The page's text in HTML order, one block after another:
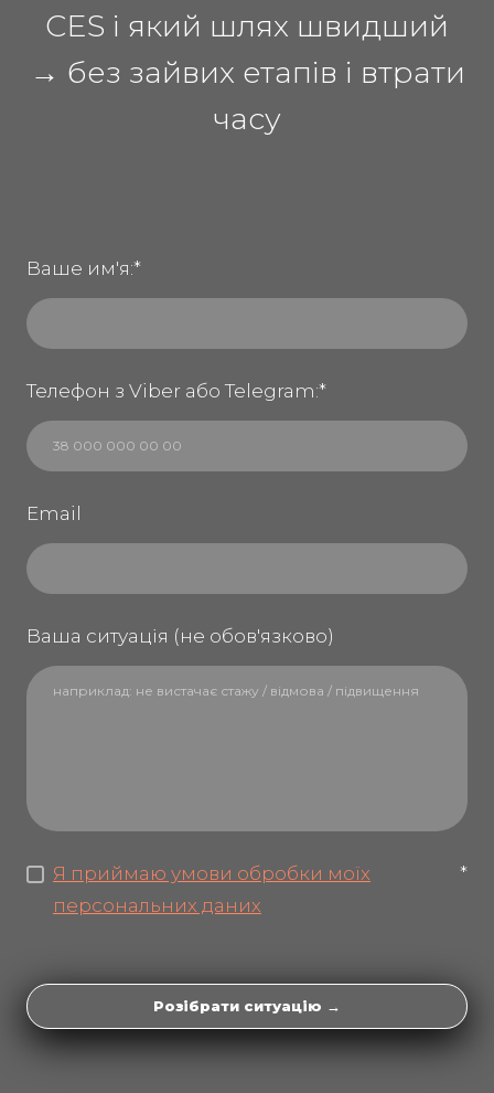
CES і який шлях швидший
→ без зайвих етапів і втрати
часу
Ваше им'я:*
Телефон з Viber або Telegram:*
Email
Ваша ситуація (не обов'язково)
Я приймаю умови обробки моїх
персональних даних
*
Розібрати ситуацію →